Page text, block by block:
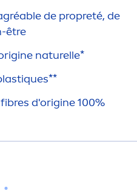
de propreté, de
être
naturelle*
iques**
d'origine 100%